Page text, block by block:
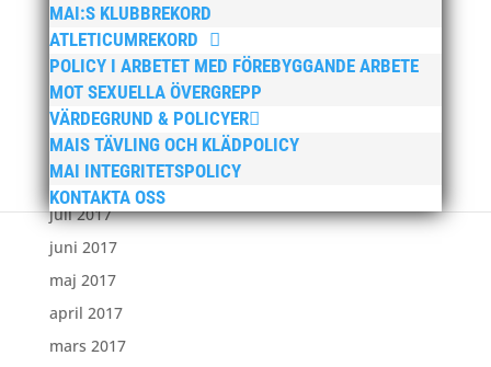
MAI:S KLUBBREKORD
ATLETICUMREKORD
POLICY I ARBETET MED FÖREBYGGANDE ARBETE
MOT SEXUELLA ÖVERGREPP
VÄRDEGRUND & POLICYER
MAIS TÄVLING OCH KLÄDPOLICY
MAI INTEGRITETSPOLICY
KONTAKTA OSS
januari 2018
december 2017
november 2017
oktober 2017
september 2017
augusti 2017
juli 2017
juni 2017
maj 2017
april 2017
mars 2017